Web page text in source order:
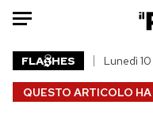
HOME
QUESTO ARTICOLO HA
FLA HES Lunedì